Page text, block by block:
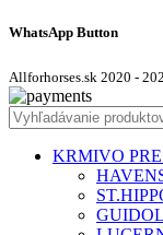
WhatsApp Button
Allforhorses.sk 2020 -
KRMIVO